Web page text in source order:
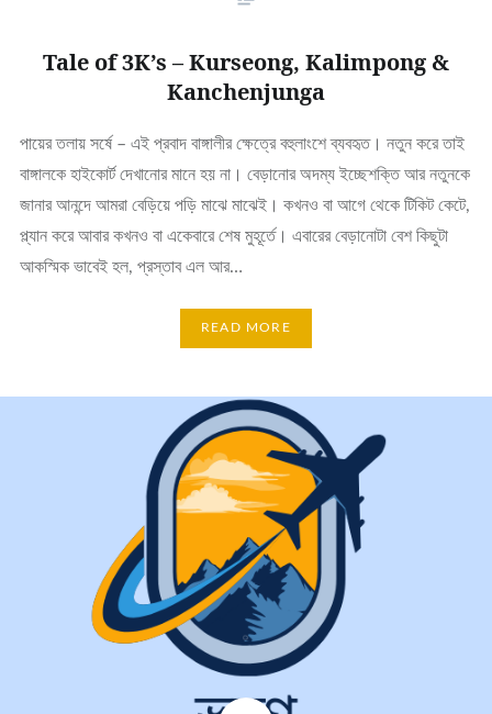
Tale of 3K’s – Kurseong, Kalimpong &
Kanchenjunga
পায়ের তলায় সর্ষে – এই প্রবাদ বাঙ্গালীর ক্ষেত্রে বহুলাংশে ব্যবহৃত। নতুন করে তাই
বাঙ্গালকে হাইকোর্ট দেখানোর মানে হয় না। বেড়ানোর অদম্য ইচ্ছেশক্তি আর নতুনকে
জানার আনন্দে আমরা বেড়িয়ে পড়ি মাঝে মাঝেই। কখনও বা আগে থেকে টিকিট কেটে,
প্ল্যান করে আবার কখনও বা একেবারে শেষ মুহূর্তে। এবারের বেড়ানোটা বেশ কিছুটা
আকস্মিক ভাবেই হল, প্রস্তাব এল আর…
READ MORE